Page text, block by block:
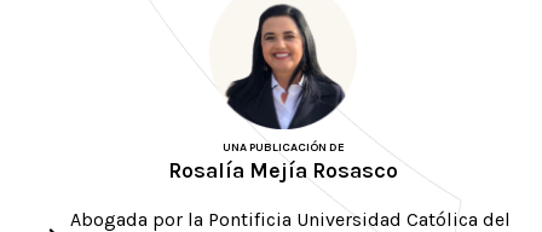
UNA PUBLICACIÓN DE
Rosalía Mejía Rosasco
Abogada por la Pontificia Universidad Católica del